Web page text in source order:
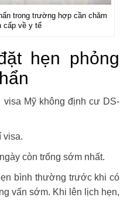
trong trường hợp cần chăm
cấp về y tế
hẹn phỏng
Mỹ không định cư DS-
visa.
còn trống sớm nhất.
bình thường trước khi có
vấn sớm. Khi lên lịch hẹn,